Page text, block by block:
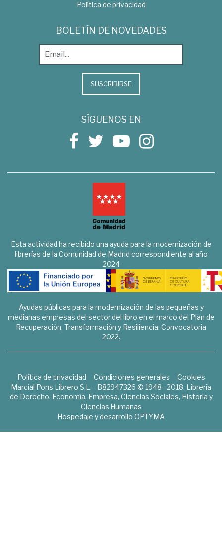
Política de privacidad
BOLETÍN DE NOVEDADES
SUSCRIBIRSE
SÍGUENOS EN
Esta actividad ha recibido una ayuda para la modernización de
librerías de la Comunidad de Madrid correspondiente al año
2024
Ayudas públicas para la modernización de las pequeñas y
medianas empresas del sector del libro en el marco del Plan de
Recuperación, Transformación y Resiliencia. Convocatoria
2022.
Política de privacidad Condiciones generales
Cookies
Marcial Pons Librero S.L. - B82947326 © 1948 - 2018. Librería
de Derecho, Economía, Empresa, Ciencias Sociales, Historia y
Ciencias Humanas
Hospedaje y desarrollo OPTYMA